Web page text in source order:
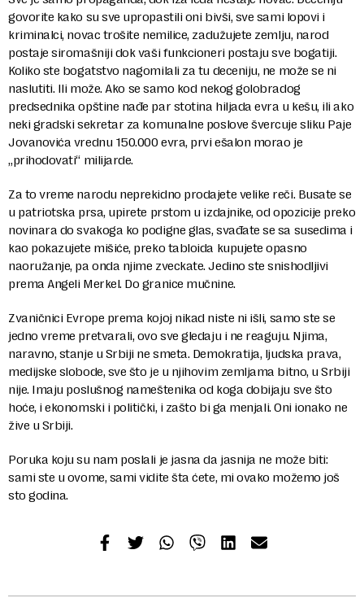
govorite kako su sve upropastili oni bivši, sve sami lopovi i
kriminalci, novac trošite nemilice, zadužujete zemlju, narod
postaje siromašniji dok vaši funkcioneri postaju sve bogatiji.
Koliko ste bogatstvo nagomilali za tu deceniju, ne može se ni
naslutiti. Ili može. Ako se samo kod nekog golobradog
predsednika opštine nađe par stotina hiljada evra u kešu, ili ako
neki gradski sekretar za komunalne poslove švercuje sliku Paje
Jovanovića vrednu 150.000 evra, prvi ešalon morao je
„prihodovati“ milijarde.
Za to vreme narodu neprekidno prodajete velike reči. Busate se
u patriotska prsa, upirete prstom u izdajnike, od opozicije preko
novinara do svakoga ko podigne glas, svađate se sa susedima i
kao pokazujete mišiće, preko tabloida kupujete opasno
naoružanje, pa onda njime zveckate. Jedino ste snishodljivi
prema Angeli Merkel. Do granice mučnine.
Zvaničnici Evrope prema kojoj nikad niste ni išli, samo ste se
jedno vreme pretvarali, ovo sve gledaju i ne reaguju. Njima,
naravno, stanje u Srbiji ne smeta. Demokratija, ljudska prava,
medijske slobode, sve što je u njihovim zemljama bitno, u Srbiji
nije. Imaju poslušnog nameštenika od koga dobijaju sve što
hoće, i ekonomski i politički, i zašto bi ga menjali. Oni ionako ne
žive u Srbiji.
Poruka koju su nam poslali je jasna da jasnija ne može biti:
sami ste u ovome, sami vidite šta ćete, mi ovako možemo još
sto godina.